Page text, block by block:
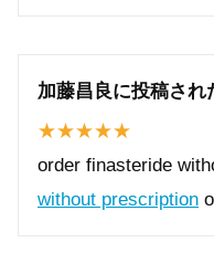
加藤昌良に投稿され
order finasteride
without prescription